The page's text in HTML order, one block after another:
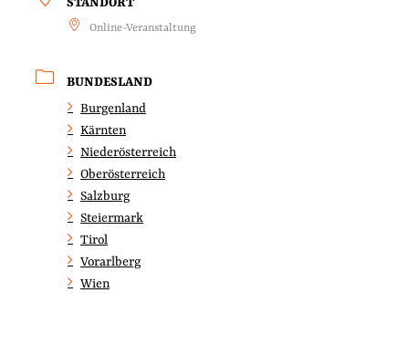
Online-Veranstaltung
BUNDESLAND
Burgenland
Kärnten
Niederösterreich
Oberösterreich
Salzburg
Steiermark
Tirol
Vorarlberg
Wien